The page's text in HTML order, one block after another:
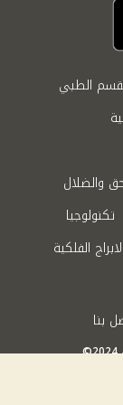
الطبي
والضلال
تكنولوجيا
الابراج الفلكية
بنا